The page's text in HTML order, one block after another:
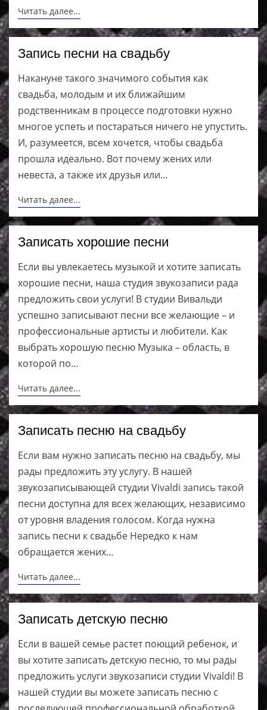
Читать далее...
Запись песни на свадьбу
Накануне такого значимого события как
свадьба, молодым и их ближайшим
родственникам в процессе подготовки нужно
многое успеть и постараться ничего не упустить.
И, разумеется, всем хочется, чтобы свадьба
прошла идеально. Вот почему жених или
невеста, а также их друзья или…
Читать далее...
Записать хорошие песни
Если вы увлекаетесь музыкой и хотите записать
хорошие песни, наша студия звукозаписи рада
предложить свои услуги! В студии Вивальди
успешно записывают песни все желающие – и
профессиональные артисты и любители. Как
выбрать хорошую песню Музыка – область, в
которой по…
Читать далее...
Записать песню на свадьбу
Если вам нужно записать песню на свадьбу, мы
рады предложить эту услугу. В нашей
звукозаписывающей студии Vivaldi запись такой
песни доступна для всех желающих, независимо
от уровня владения голосом. Когда нужна
запись песни к свадьбе Нередко к нам
обращается жених…
Читать далее...
Записать детскую песню
Если в вашей семье растет поющий ребенок, и
вы хотите записать детскую песню, то мы рады
предложить услуги звукозаписи студии Vivaldi! В
нашей студии вы можете записать песню с